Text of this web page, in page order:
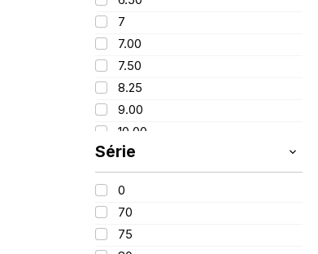
7
7.00
7.50
8.25
9.00
10.00
11
11.00
12
14.00
18.00
Série
0
70
75